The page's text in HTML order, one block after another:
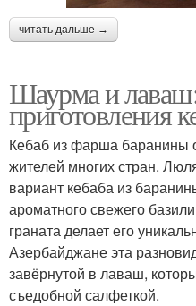
читать дальше →
Шаурма и
приготовления
Кебаб из фарша баранины
жителей многих стран.
вариант кебаба из
ароматного свежего
граната делает его
Азербайджане эта
завёрнутой в лаваш,
съедобной салфеткой.